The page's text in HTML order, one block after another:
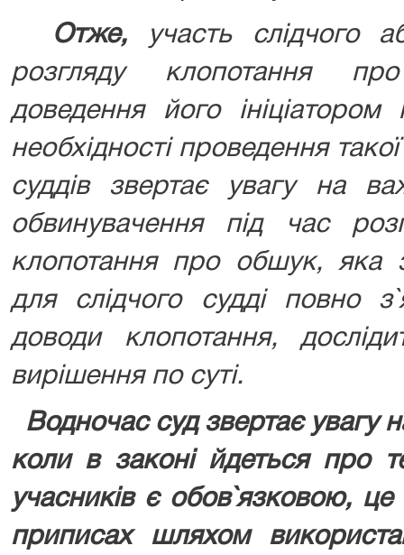
Отже,
участь слідчого
розгляду клопотання
доведення його
необхідності проведення такої
суддів звертає увагу на
обвинувачення під час
клопотання про обшук, яка
для слідчого судді повно
доводи клопотання,
вирішення по суті.
Водночас суд звертає увагу
коли в законі йдеться про
учасників є обов`язковою,
приписах шляхом